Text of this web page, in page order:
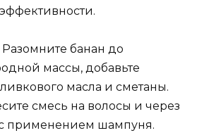
Разомните банан до
массы, добавьте
масла и сметаны.
смесь на волосы и через
применением шампуня.